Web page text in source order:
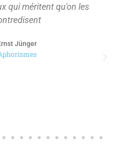
qui méritent qu'on les
Jünger